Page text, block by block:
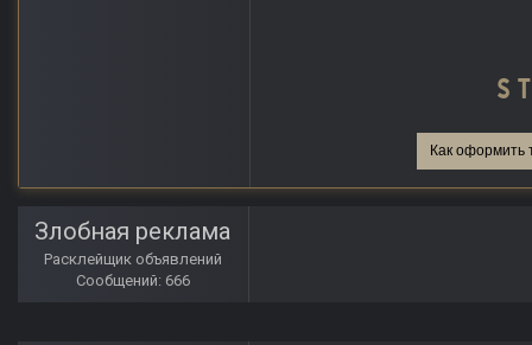
Как оформить
Злобная реклама
Расклейщик объявлений
Сообщений: 666